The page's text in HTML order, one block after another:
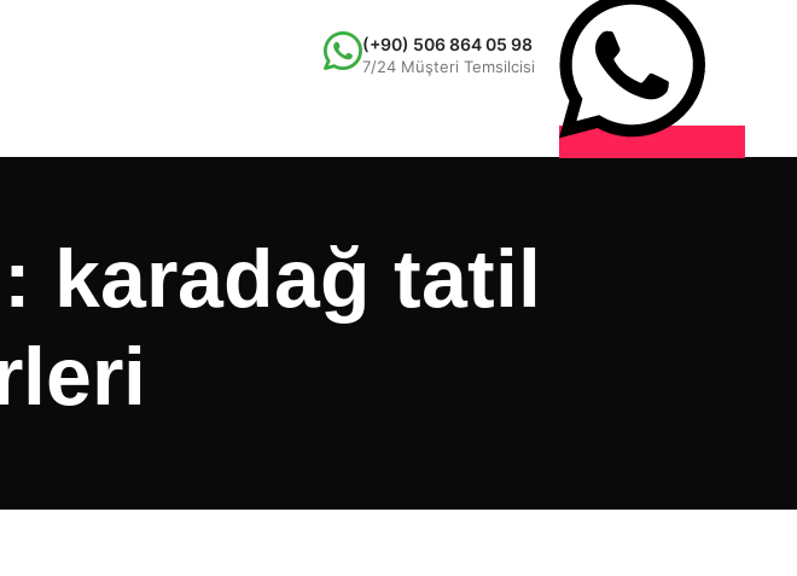
(+90) 506 864 05 98
7/24 Müşteri Temsilcisi
karadağ tatil